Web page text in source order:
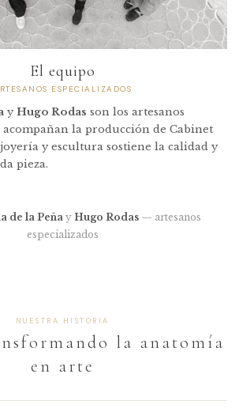
El equipo
ESPECIALIZADOS
y Hugo Rodas son los artesanos
acompañan la producción de Cabinet
y escultura sostiene la calidad y
pieza.
de la Peña y Hugo Rodas — artesanos
especializados
NUESTRA HISTORIA
la anatomía
en arte